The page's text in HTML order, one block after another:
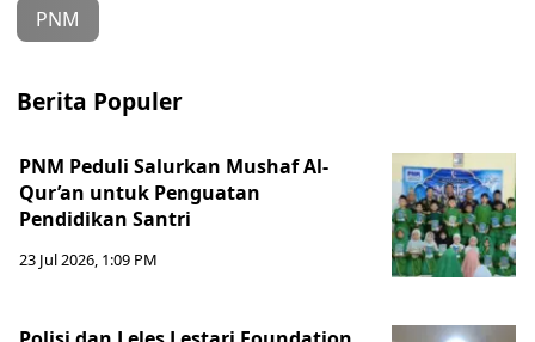
PNM
Berita Populer
PNM Peduli Salurkan Mushaf Al-
Qur’an untuk Penguatan
Pendidikan Santri
23 Jul 2026, 1:09 PM